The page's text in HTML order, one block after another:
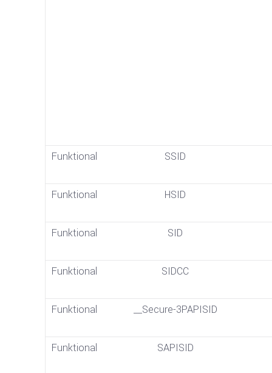
Funktional SSID
Funktional HSID
Funktional SID
Funktional SIDCC
Funktional __Secure-3PAPISID
Funktional SAPISID